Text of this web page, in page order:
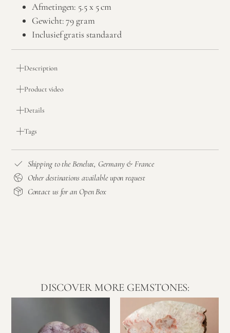
Afmetingen: 5.5 x 5 cm
Gewicht: 79 gram
Inclusief gratis standaard
Description
Product video
Details
Tags
Shipping to the Benelux, Germany & France
Other destinations available upon request
Contact us for an Open Box
DISCOVER MORE GEMSTONES: